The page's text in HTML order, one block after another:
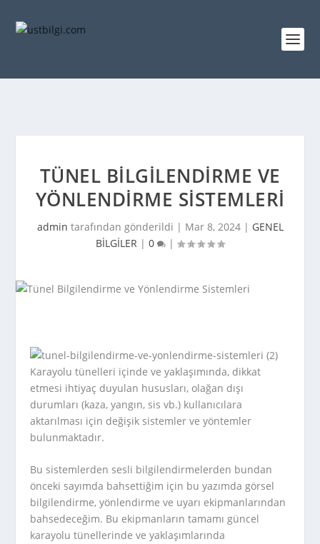
TÜNEL BILGILENDIRME VE
YÖNLENDIRME SISTEMLERI
admin tarafından gönderildi | Mar 8, 2024| GENEL
BİLGİLER | 0 |
Karayolu tünelleri içinde ve yaklaşımında, dikkat
etmesi ihtiyaç duyulan hususları, olağan dışı
durumları (kaza, yangın, sis vb.) kullanıcılara
aktarılması için değişik sistemler ve yöntemler
bulunmaktadır.
Bu sistemlerden sesli bilgilendirmelerden bundan
önceki sayımda bahsettiğim için bu yazımda görsel
bilgilendirme, yönlendirme ve uyarı ekipmanlarından
bahsedeceğim. Bu ekipmanların tamamı güncel
karayolu tünellerinde ve yaklaşımlarında